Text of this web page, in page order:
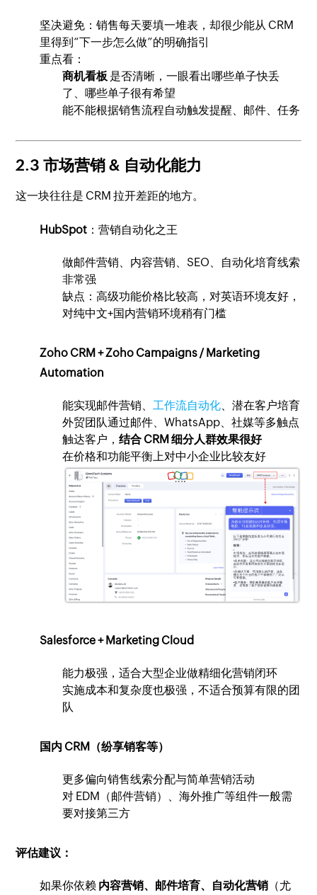
坚决避免：销售每天要填一堆表，却很少能从 CRM
里得到“下一步怎么做”的明确指引
重点看：
商机看板 是否清晰，一眼看出哪些单子快丢
了、哪些单子很有希望
能不能根据销售流程自动触发提醒、邮件、任务
2.3 市场营销 & 自动化能力
这一块往往是 CRM 拉开差距的地方。
HubSpot ：营销自动化之王
做邮件营销、内容营销、SEO、自动化培育线索
非常强
缺点：高级功能价格比较高，对英语环境友好，
对纯中文+国内营销环境稍有门槛
Zoho CRM + Zoho Campaigns / Marketing
Automation
能实现邮件营销、工作流自动化、潜在客户培育
外贸团队通过邮件、WhatsApp、社媒等多触点
触达客户，结合 CRM 细分人群效果很好
在价格和功能平衡上对中小企业比较友好
Salesforce + Marketing Cloud
能力极强，适合大型企业做精细化营销闭环
实施成本和复杂度也极强，不适合预算有限的团
队
国内 CRM（纷享销客等）
更多偏向销售线索分配与简单营销活动
对 EDM（邮件营销）、海外推广等组件一般需
要对接第三方
评估建议：
如果你依赖 内容营销、邮件培育、自动化营销 （尤